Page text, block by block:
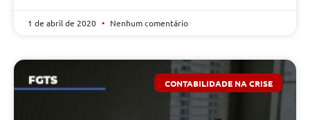
1 de abril de 2020 Nenhum comentário
CONTABILIDADE NA CRISE